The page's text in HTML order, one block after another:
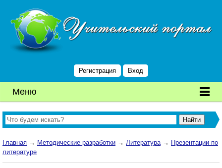
Регистрация Вход
Меню
Главная → Методические разработки → Литература→ Презентации по
литературе